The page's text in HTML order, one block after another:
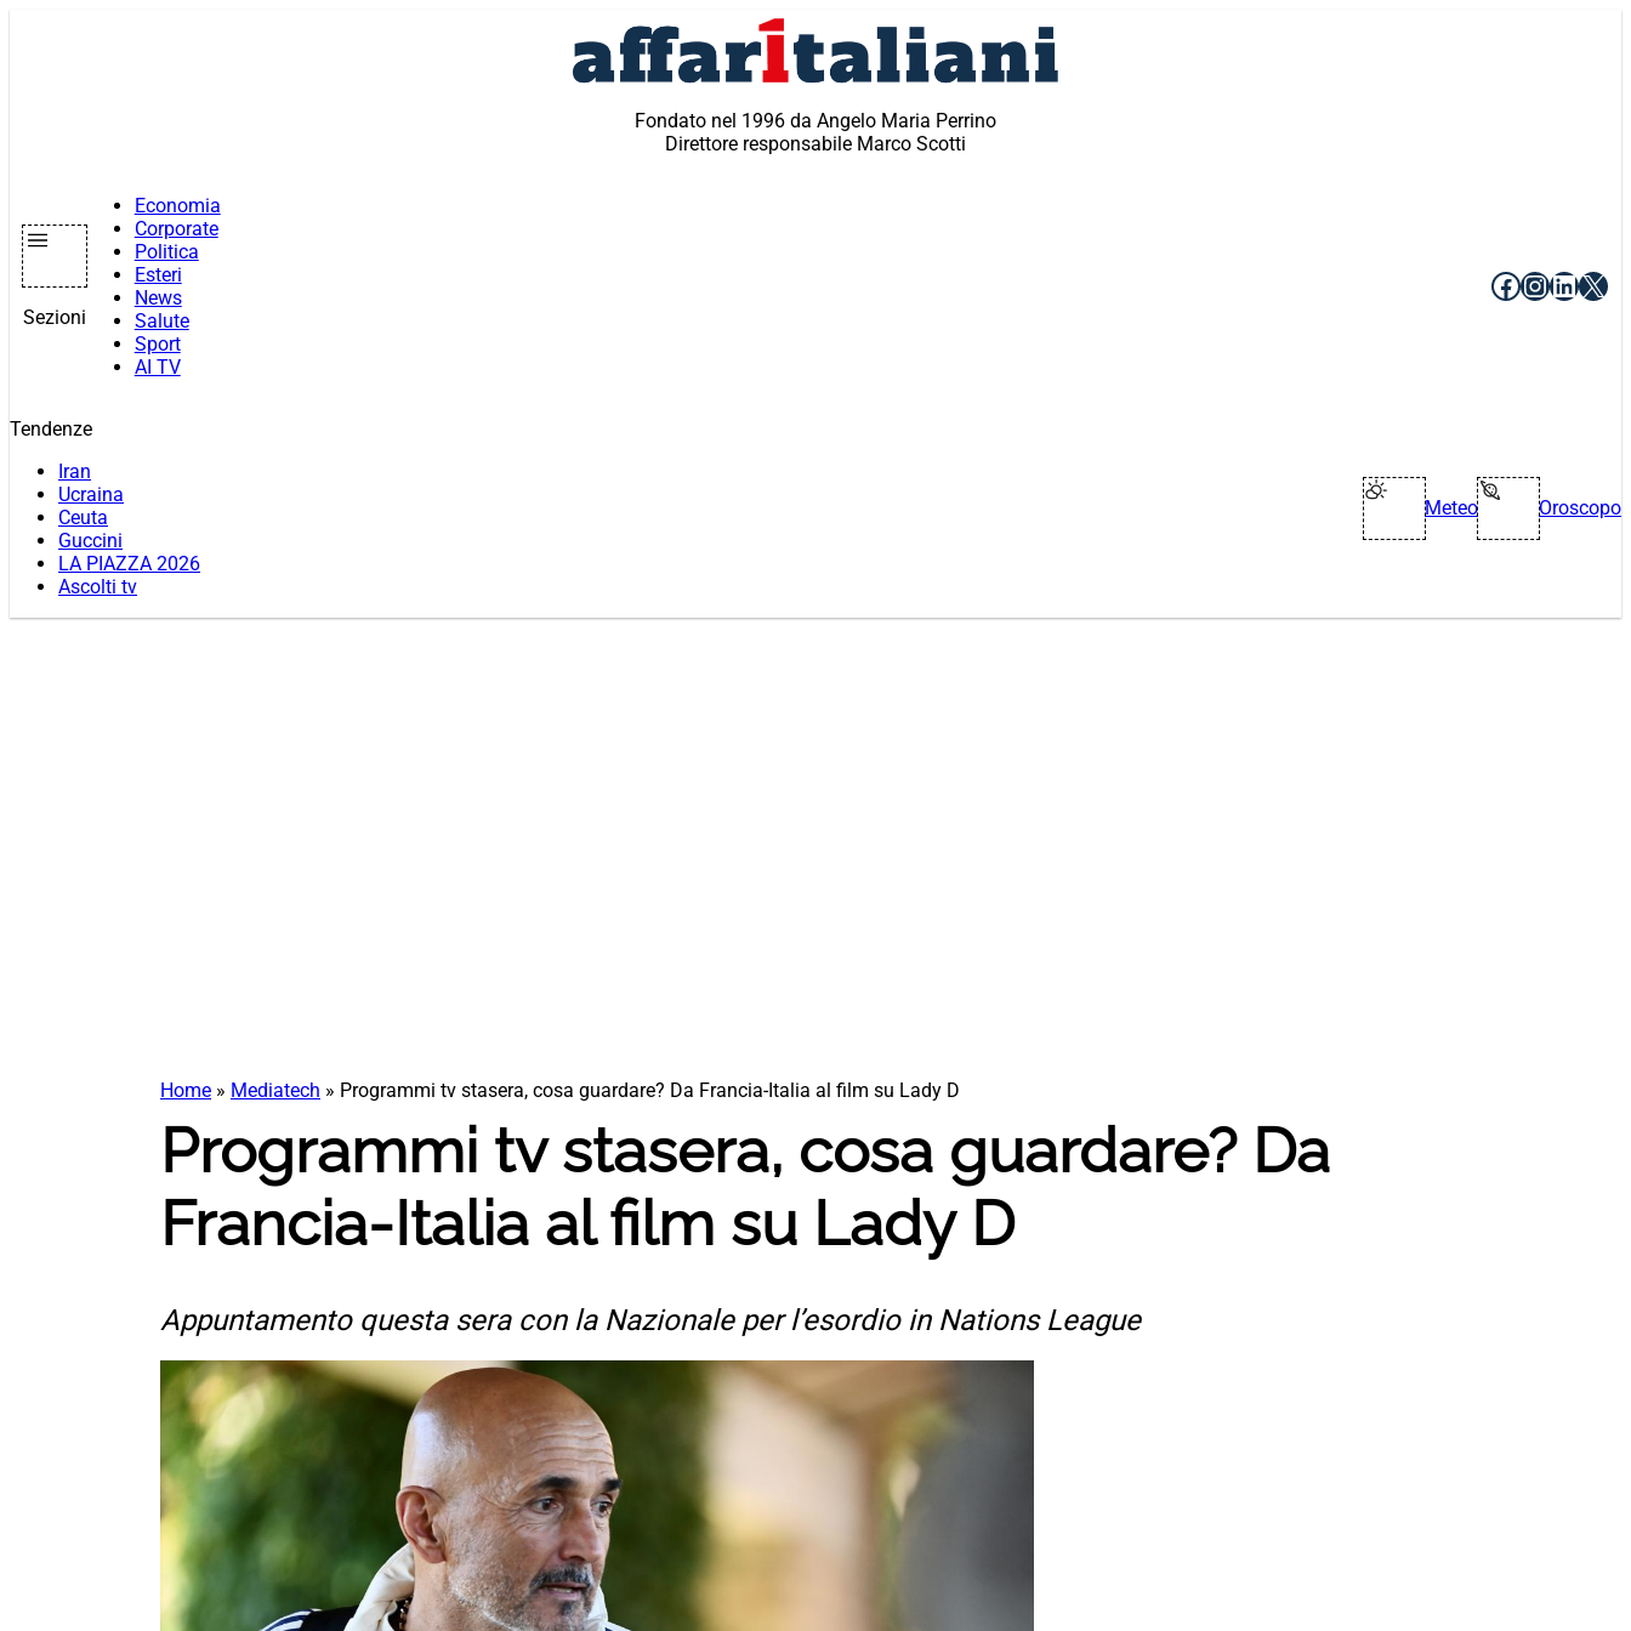
Fondato nel 1996 da Angelo Maria Perrino
Direttore responsabile Marco Scotti
Sezioni
Economia
Corporate
Politica
Esteri
News
Salute
Sport
AI TV
Facebook
X
Tendenze
Iran
Ucraina
Ceuta
Guccini
LA PIAZZA 2026
Ascolti tv
Meteo Oroscopo
Home » Mediatech » Programmi tv stasera, cosa guardare? Da Francia-Italia al film su Lady D
Programmi tv stasera, cosa guardare? Da
Francia-Italia al film su Lady D
Appuntamento questa sera con la Nazionale per l’esordio in Nations League